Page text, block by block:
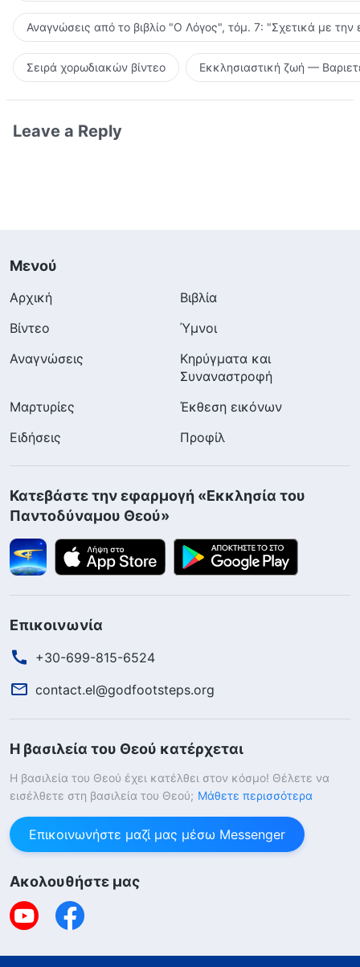
Αναγνώσεις από το βιβλίο "Ο Λόγος", τόμ. 7: "Σχετικά με την
Σειρά χορωδιακών βίντεο Εκκλησιαστική ζωή —
Leave a Reply
Μενού
Αρχική
Βιβλία
Βίντεο
Ύμνοι
Αναγνώσεις
Κηρύγματα και
Συναναστροφή
Μαρτυρίες
Έκθεση εικόνων
Ειδήσεις
Προφίλ
Κατεβάστε την εφαρμογή «Εκκλησία του
Παντοδύναμου Θεού»
Επικοινωνία
+30-699-815-6524
contact.el@godfootsteps.org
Η βασιλεία του Θεού κατέρχεται
Η βασιλεία του Θεού έχει κατέλθει στον κόσμο! Θέλετε να
εισέλθετε στη βασιλεία του Θεού; Μάθετε περισσότερα
Επικοινωνήστε μαζί μας μέσω Messenger
Ακολουθήστε μας